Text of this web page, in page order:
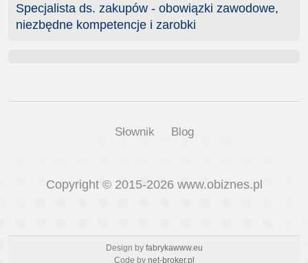
Specjalista ds. zakupów - obowiązki zawodowe,
niezbędne kompetencje i zarobki
Słownik Blog
Copyright © 2015-2026 www.obiznes.pl
Design by fabrykawww.eu
Code by net-broker.pl